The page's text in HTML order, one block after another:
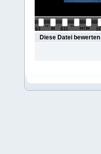
Diese Datei bewerten